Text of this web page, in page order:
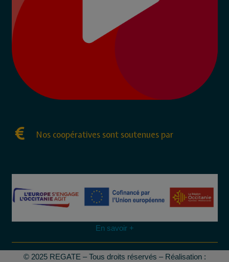
Nos coopératives sont soutenues par
En savoir +
© 2025 REGATE – Tous droits réservés – Réalisation :